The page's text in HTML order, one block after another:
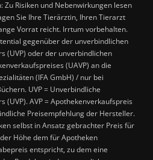
Risiken und Nebenwirkungen lesen
Sie Ihre Tierärztin, Ihren Tierarzt
Vorrat reicht. Irrtum vorbehalten.
gegenüber der unverbindlichen
(UVP) oder der unverbindlichen
(UAVP) an die
(IFA GmbH) / nur bei
UVP = Unverbindliche
(UVP). AVP = Apothekenverkaufspreis
Preisempfehlung der Hersteller.
selbst in Ansatz gebrachter Preis für
Höhe dem für Apotheken
entspricht, zu dem eine